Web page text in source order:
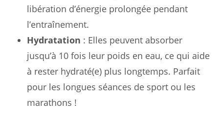
libération d’énergie prolongée pendant
l’entraînement.
Hydratation : Elles peuvent absorber
jusqu’à 10 fois leur poids en eau, ce qui aide
à rester hydraté(e) plus longtemps. Parfait
pour les longues séances de sport ou les
marathons !